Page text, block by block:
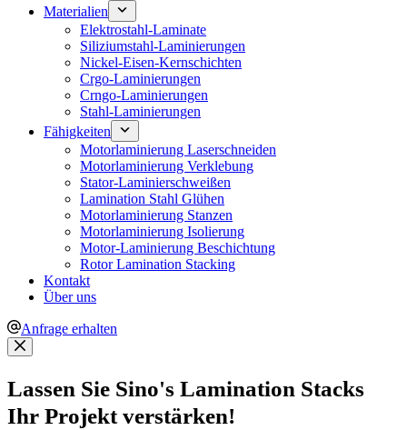
Materialien
Elektrostahl-Laminate
Siliziumstahl-Laminierungen
Nickel-Eisen-Kernschichten
Crgo-Laminierungen
Crngo-Laminierungen
Stahl-Laminierungen
Fähigkeiten
Motorlaminierung Laserschneiden
Motorlaminierung Verklebung
Stator-Laminierschweißen
Lamination Stahl Glühen
Motorlaminierung Stanzen
Motorlaminierung Isolierung
Motor-Laminierung Beschichtung
Rotor Lamination Stacking
Kontakt
Über uns
Anfrage erhalten
Lassen Sie Sino's Lamination Stacks
Ihr Projekt verstärken!